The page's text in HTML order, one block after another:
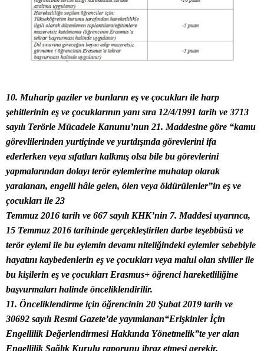
10. Muharip gaziler ve bunların eş ve çocukları ile harp
şehitlerinin eş ve çocuklarının yanı sıra 12/4/1991 tarih ve 3713
sayılı Terörle Mücadele Kanunu’nun 21. Maddesine göre “kamu
görevlilerinden yurtiçinde ve yurtdışında görevlerini ifa
ederlerken veya sıfatları kalkmış olsa bile bu görevlerini
yapmalarından dolayı terör eylemlerine muhatap olarak
yaralanan, engelli hâle gelen, ölen veya öldürülenler”in eş ve
çocukları ile 23
Temmuz 2016 tarih ve 667 sayılı KHK’nin 7. Maddesi uyarınca,
15 Temmuz 2016 tarihinde gerçekleştirilen darbe teşebbüsü ve
terör eylemi ile bu eylemin devamı niteliğindeki eylemler sebebiyle
hayatını kaybedenlerin eş ve çocukları veya malul olan siviller ile
bu kişilerin eş ve çocukları Erasmus+ öğrenci hareketliliğine
başvurmaları halinde önceliklendirilir.
11. Önceliklendirme için öğrencinin 20 Şubat 2019 tarih ve
30692 sayılı Resmi Gazete’de yayımlanan“Erişkinler İçin
Engellilik Değerlendirmesi Hakkında Yönetmelik”te yer alan
Engellilik Sağlık Kurulu raporunu ibraz etmesi gerekir.